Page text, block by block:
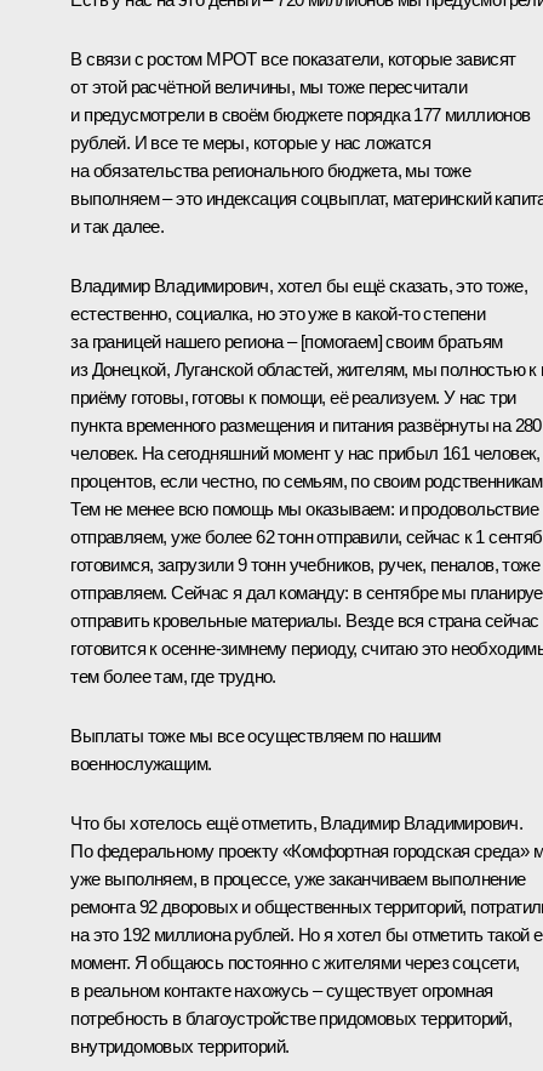
В связи с ростом МРОТ все показатели, которые зависят
от этой расчётной величины, мы тоже пересчитали
и предусмотрели в своём бюджете порядка 177 миллионов
рублей. И все те меры, которые у нас ложатся
на обязательства регионального бюджета, мы тоже
выполняем – это индексация соцвыплат, материнский
и так далее.
Владимир Владимирович, хотел бы ещё сказать, это тоже,
естественно, социалка, но это уже в какой-то степени
за границей нашего региона – [помогаем] своим братьям
из Донецкой, Луганской областей, жителям, мы полностью к
приёму готовы, готовы к помощи, её реализуем. У нас три
пункта временного размещения и питания развёрнуты на 280
человек. На сегодняшний момент у нас прибыл 161 человек,
процентов, если честно, по семьям, по своим
Тем не менее всю помощь мы оказываем: и продовольствие
отправляем, уже более 62 тонн отправили, сейчас к 1
готовимся, загрузили 9 тонн учебников, ручек, пеналов, тоже
отправляем. Сейчас я дал команду: в сентябре мы
отправить кровельные материалы. Везде вся страна сейчас
готовится к осенне-зимнему периоду, считаю это
тем более там, где трудно.
Выплаты тоже мы все осуществляем по нашим
военнослужащим.
Что бы хотелось ещё отметить, Владимир Владимирович.
По федеральному проекту «Комфортная городская среда»
уже выполняем, в процессе, уже заканчиваем выполнение
ремонта 92 дворовых и общественных территорий,
на это 192 миллиона рублей. Но я хотел бы отметить такой
момент. Я общаюсь постоянно с жителями через соцсети,
в реальном контакте нахожусь – существует огромная
потребность в благоустройстве придомовых территорий,
внутридомовых территорий.